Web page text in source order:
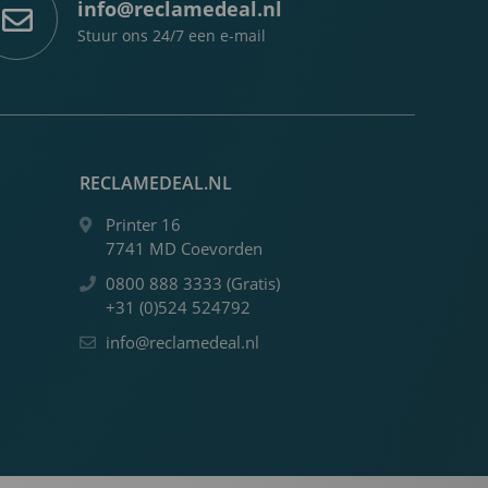
info@reclamedeal.nl
Stuur ons 24/7 een e-mail
RECLAMEDEAL.NL
Printer 16
7741 MD Coevorden
0800 888 3333 (Gratis)
+31 (0)524 524792
info@reclamedeal.nl